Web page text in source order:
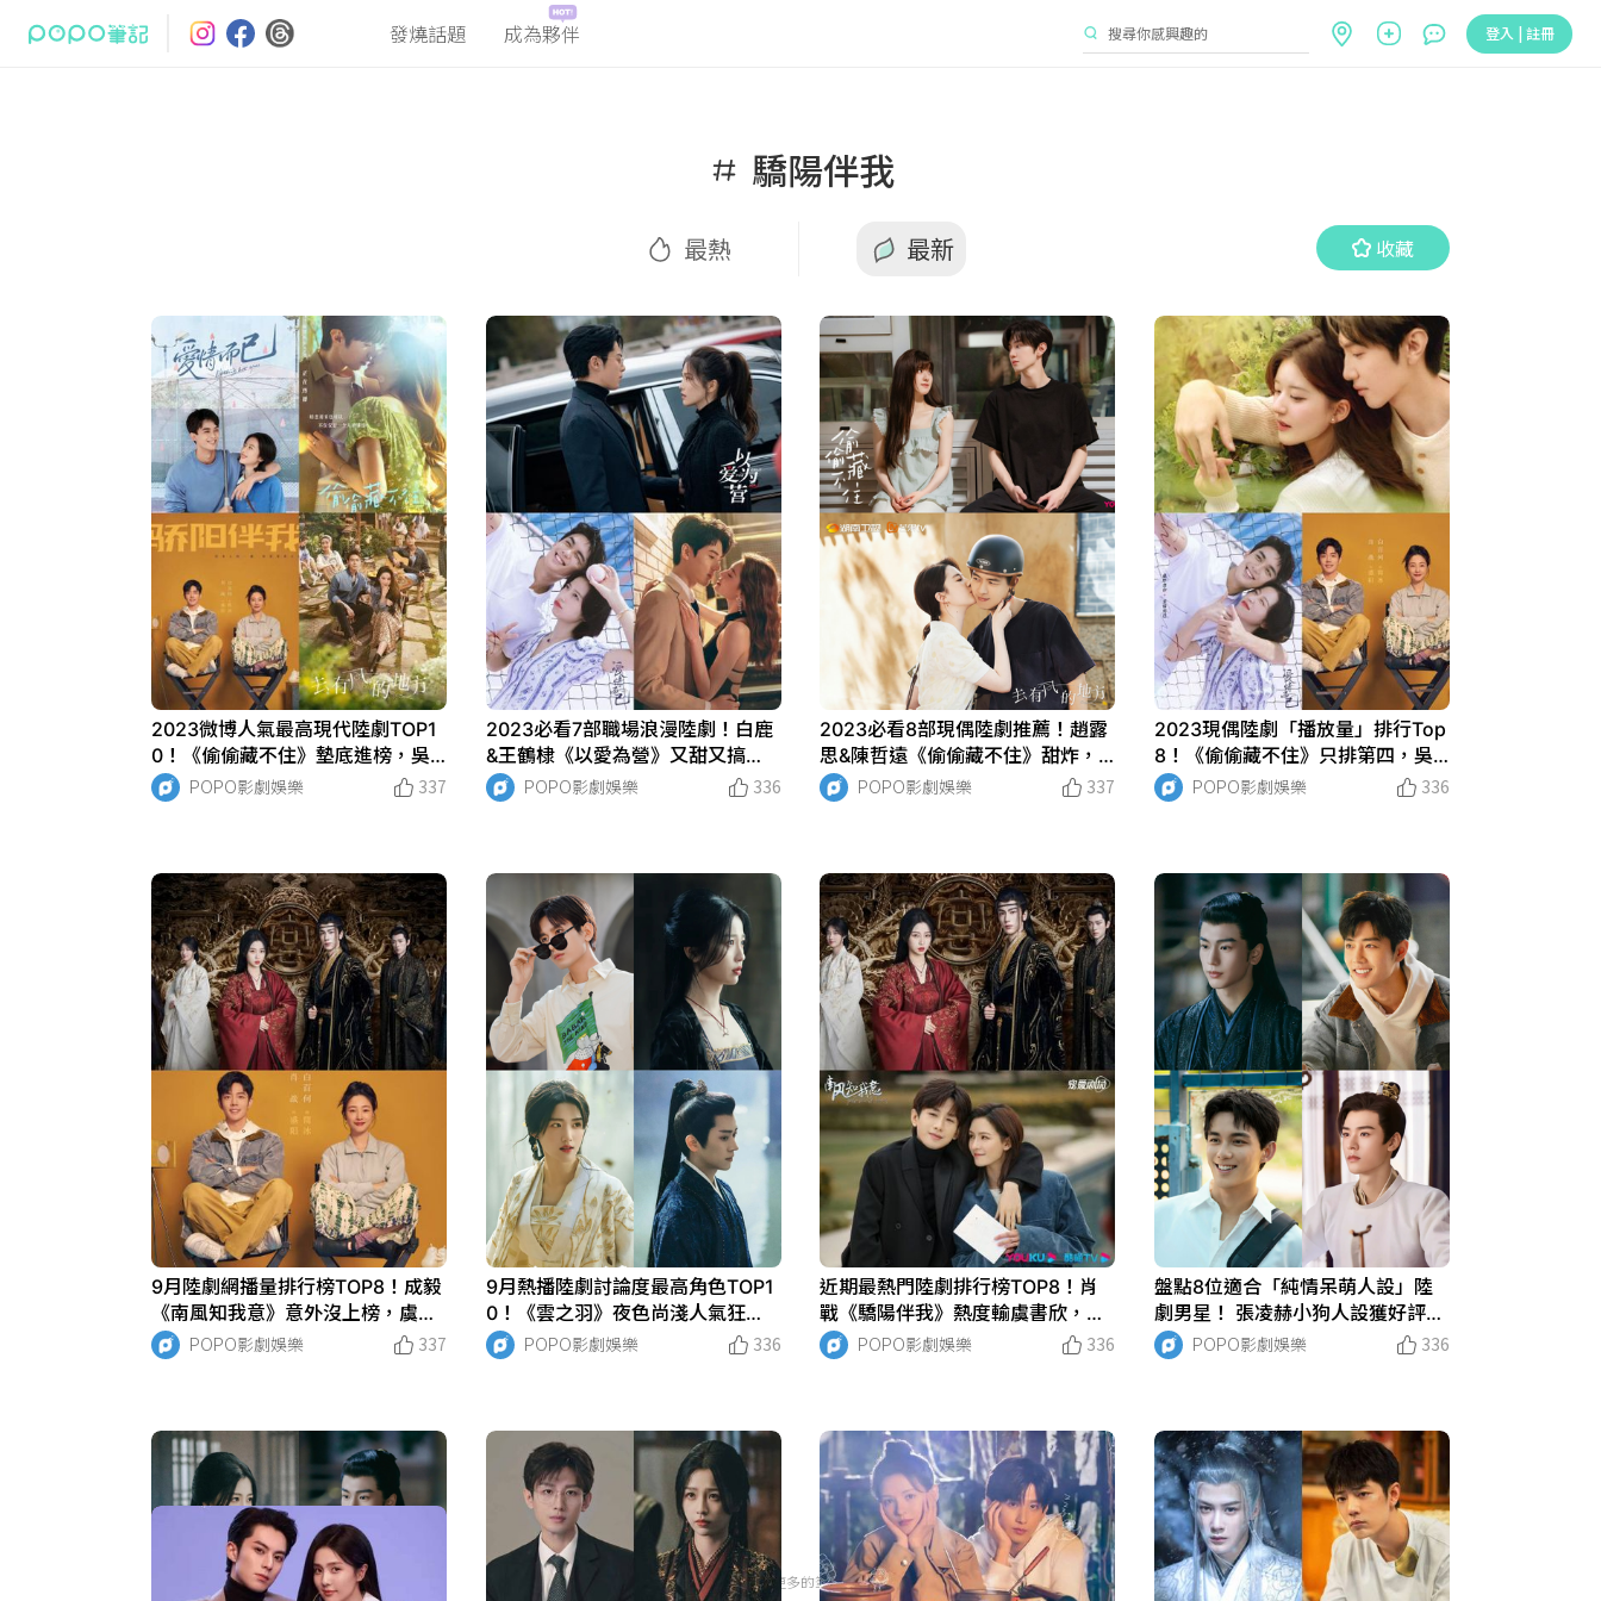
發燒話題 成為夥伴 登入 | 註冊
驕陽伴我
最熱 最新 收藏
最熱 收藏
2023微博人氣最高現代陸劇TOP1
0！《偷偷藏不住》墊底進榜，吳
磊《愛情而已》第八，冠軍口碑收
視雙收！
POPO影劇娛樂 337
2023必看7部職場浪漫陸劇！白鹿
&王鶴棣《以愛為營》又甜又搞
笑，《我要逆風去》辦公室戀情超
刺激！
POPO影劇娛樂 336
2023必看8部現偶陸劇推薦！趙露
思&陳哲遠《偷偷藏不住》甜炸，
《當我飛奔向你》校服到婚紗太好
嗑！
POPO影劇娛樂 337
2023現偶陸劇「播放量」排行Top
8！《偷偷藏不住》只排第四，吳
磊《愛情而已》輸肖戰《驕陽伴
我》
POPO影劇娛樂 336
9月陸劇網播量排行榜TOP8！成毅
《南風知我意》意外沒上榜，虞書
欣《雲之羽》沒破十億！
POPO影劇娛樂 337
9月熱播陸劇討論度最高角色TOP1
0！《雲之羽》夜色尚淺人氣狂
飆，虞書欣第六，冠軍難超越！
POPO影劇娛樂 336
近期最熱門陸劇排行榜TOP8！肖
戰《驕陽伴我》熱度輸虞書欣，成
毅兩作品上榜！
POPO影劇娛樂 336
盤點8位適合「純情呆萌人設」陸
劇男星！ 張凌赫小狗人設獲好評，
肖戰笑容治癒人心
POPO影劇娛樂 336
沒有更多的筆記了